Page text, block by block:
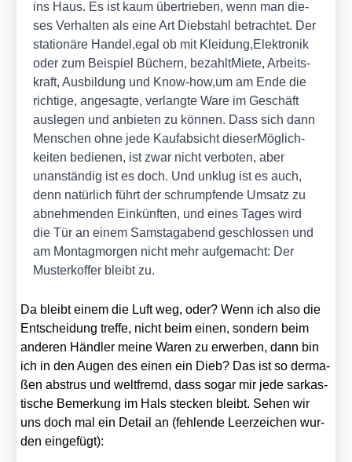
ins Haus. Es ist kaum über­trie­ben, wenn man die­
ses Ver­hal­ten als eine Art Dieb­stahl betrach­tet. Der
sta­tio­nä­re Handel,egal ob mit Kleidung,Elektronik
oder zum Bei­spiel Büchern, bezahlt­Mie­te, Arbeits­
kraft, Aus­bil­dung und Know-how,um am Ende die
rich­ti­ge, ange­sag­te, ver­lang­te Ware im Geschäft
aus­le­gen und anbie­ten zu kön­nen. Dass sich dann
Men­schen ohne jede Kauf­ab­sicht die­ser­Mög­lich­
kei­ten bedie­nen, ist zwar nicht ver­bo­ten, aber
unan­stän­dig ist es doch. Und unklug ist es auch,
denn natür­lich führt der schrump­fen­de Umsatz zu
abneh­men­den Ein­künf­ten, und eines Tages wird
die Tür an einem Sams­tag­abend geschlos­sen und
am Mon­tag­mor­gen nicht mehr auf­ge­macht: Der
Mus­ter­kof­fer bleibt zu.
Da bleibt einem die Luft weg, oder? Wenn ich also die
Ent­schei­dung tref­fe, nicht beim einen, son­dern beim
ande­ren Händ­ler mei­ne Waren zu erwer­ben, dann bin
ich in den Augen des einen ein Dieb? Das ist so der­ma­
ßen abstrus und welt­fremd, dass sogar mir jede sar­kas­
ti­sche Bemer­kung im Hals ste­cken bleibt. Sehen wir
uns doch mal ein Detail an (feh­len­de Leer­zei­chen wur­
den ein­ge­fügt):